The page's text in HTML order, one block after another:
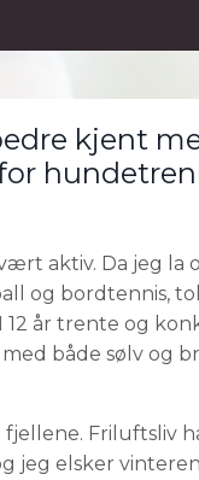
kjent
aktiv. Da jeg la
og bordtennis,
12 år trente og
både sølv og
fjellene. Friluftsliv
jeg elsker